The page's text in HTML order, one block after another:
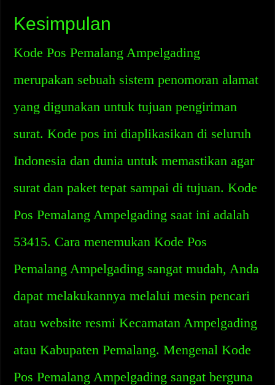
Kesimpulan
Kode Pos Pemalang Ampelgading
merupakan sebuah sistem penomoran alamat
yang digunakan untuk tujuan pengiriman
surat. Kode pos ini diaplikasikan di seluruh
Indonesia dan dunia untuk memastikan agar
surat dan paket tepat sampai di tujuan. Kode
Pos Pemalang Ampelgading saat ini adalah
53415. Cara menemukan Kode Pos
Pemalang Ampelgading sangat mudah, Anda
dapat melakukannya melalui mesin pencari
atau website resmi Kecamatan Ampelgading
atau Kabupaten Pemalang. Mengenal Kode
Pos Pemalang Ampelgading sangat berguna